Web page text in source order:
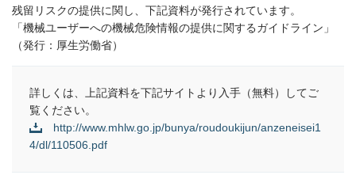
残留リスクの提供に関し、下記資料が発行されています。
「機械ユーザーへの機械危険情報の提供に関するガイドライン」
（発行：厚生労働省）
詳しくは、上記資料を下記サイトより入手（無料）してご
覧ください。
http://www.mhlw.go.jp/bunya/roudoukijun/anzeneisei1
4/dl/110506.pdf